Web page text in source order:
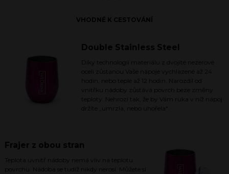
VHODNÉ K CESTOVÁNÍ
Double Stainless Steel
Díky technologii materiálu z dvojité nezerové
oceli zůstanou Vaše nápoje vychlazené až 24
hodin, nebo teplé až 12 hodin. Narozdíl od
vnitřku nádoby zůstává povrch beze změny
teploty. Nehrozí tak, že by Vám ruka v níž nápoj
držíte „umrzla, nebo uhořela“.
Frajer z obou stran
Teplota uvnitř nádoby nemá vliv na teplotu
povrchu. Nádoba se tudíž nikdy nerosí. Můžete si